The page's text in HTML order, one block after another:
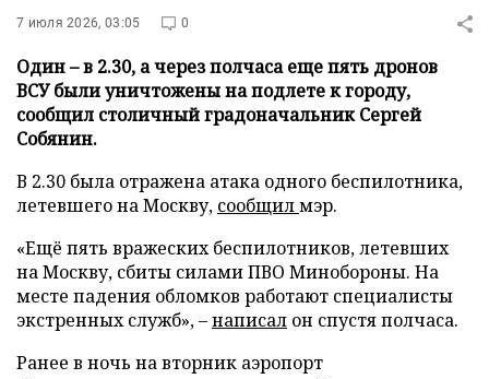
7 июля 2026, 03:05 0
Один – в 2.30, а через полчаса еще пять дронов
ВСУ были уничтожены на подлете к городу,
сообщил столичный градоначальник Сергей
Собянин.
В 2.30 была отражена атака одного беспилотника,
летевшего на Москву, сообщилмэр.
«Ещё пять вражеских беспилотников, летевших
на Москву, сбиты силами ПВО Минобороны. На
месте падения обломков работают специалисты
экстренных служб», –написал он спустя полчаса.
Ранее в ночь на вторник аэропорт